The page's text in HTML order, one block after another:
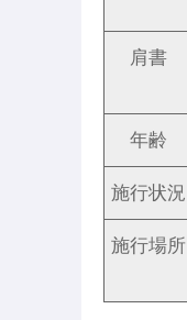
肩書
年齢
施行状況
施行場所